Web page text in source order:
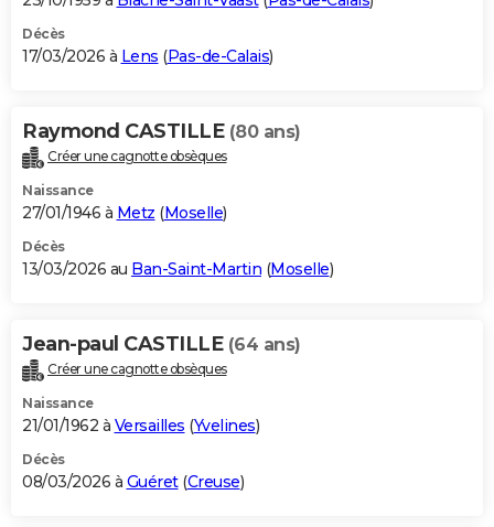
Décès
17/03/2026 à Lens (Pas-de-Calais)
Raymond CASTILLE (80 ans)
Créer une cagnotte obsèques
Naissance
27/01/1946 à Metz (Moselle)
Décès
13/03/2026 au Ban-Saint-Martin (Moselle)
Jean-paul CASTILLE (64 ans)
Créer une cagnotte obsèques
Naissance
21/01/1962 à Versailles (Yvelines)
Décès
08/03/2026 à Guéret(Creuse)